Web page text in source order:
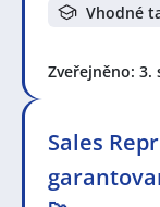
Vhodné
Zveřejněno: 3.
Sales